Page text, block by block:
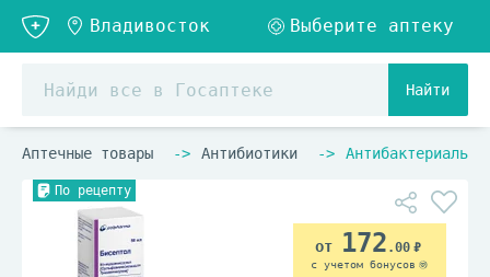
Найти
Аптечные товары Антибиотики
По рецепту
172 .00
с учетом бонусов